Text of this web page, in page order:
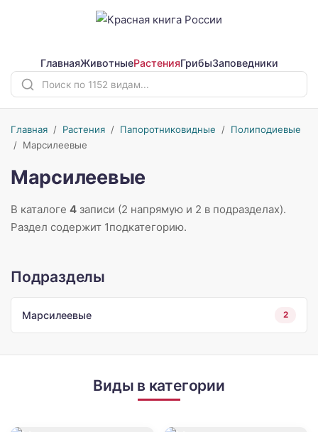
ГлавнаяЖивотныеРастенияГрибыЗаповедники
Главная / Растения / Папоротниковидные / Полиподиевые
/ Марсилеевые
Марсилеевые
В каталоге 4 записи (2 напрямую и 2 в подразделах).
Раздел содержит 1подкатегорию.
Подразделы
Марсилеевые 2
Виды в категории